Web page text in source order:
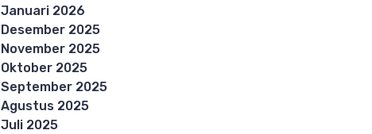
Januari 2026
Desember 2025
November 2025
Oktober 2025
September 2025
Agustus 2025
Juli 2025